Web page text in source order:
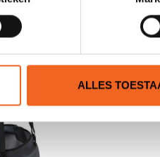
ALLES